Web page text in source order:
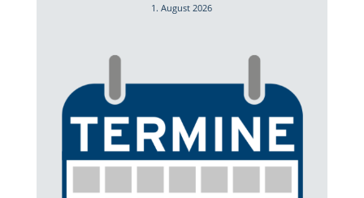
1. August 2026